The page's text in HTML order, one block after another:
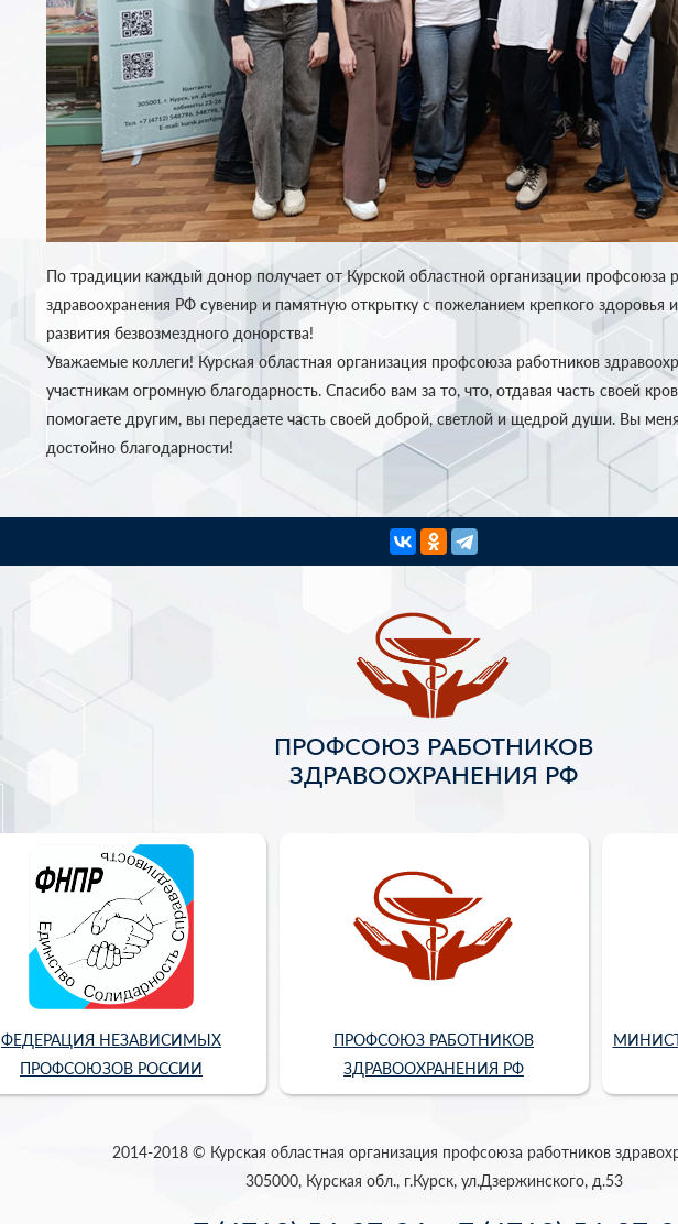
По традиции каждый донор получает от Курской областной организации профсоюза
здравоохранения РФ сувенир и памятную открытку с пожеланием крепкого здоровья
развития безвозмездного донорства!
Уважаемые коллеги! Курская областная организация профсоюза работников
участникам огромную благодарность. Спасибо вам за то, что, отдавая часть своей
помогаете другим, вы передаете часть своей доброй, светлой и щедрой души. Вы
достойно благодарности!
ПРОФСОЮЗ РАБОТНИКОВ
ЗДРАВООХРАНЕНИЯ РФ
ФЕДЕРАЦИЯ НЕЗАВИСИМЫХ
ПРОФСОЮЗОВ РОССИИ
ПРОФСОЮЗ РАБОТНИКОВ
ЗДРАВООХРАНЕНИЯ РФ
2014-2018 © Курская областная организация профсоюза работников
305000, Курская обл., г.Курск, ул.Дзержинского, д.53